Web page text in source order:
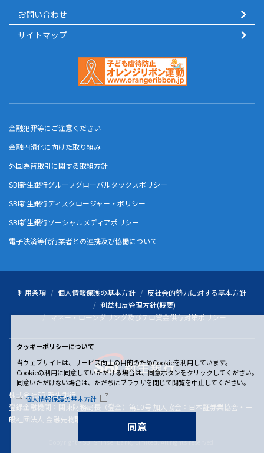
クッキーポリシーについて
当ウェブサイトは、サービス向上の目的のためCookieを利用しています。
Cookieの利用に同意していただける場合は、同意ボタンをクリックしてください。
同意いただけない場合は、ただちにブラウザを閉じて閲覧を中止してください。
個人情報保護の基本方針
同意
お問い合わせ
サイトマップ
金融犯罪等にご注意ください
金融円滑化に向けた取り組み
外国為替取引に関する取組方針
SBI新生銀行グループグローバルタックスポリシー
SBI新生銀行ディスクロージャー・ポリシー
SBI新生銀行ソーシャルメディアポリシー
電子決済等代行業者との連携及び協働について
利用条項 個人情報保護の基本方針
反社会的勢力に対する基本方針
利益相反管理方針(概要)
マネー・ローンダリング及びテロ資金供与対策ポリシー
株式会社SBI新生銀行
登録金融機関：関東財務局長（登金）第10号 加入協会：日本証券業協会・一
般社団法人 金融先物取引業協会
Copyright - SBI Shinsei Bank, Limited. All rights reserved.